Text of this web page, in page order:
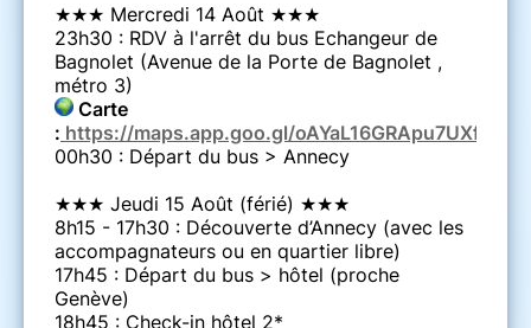
★★★ Mercredi 14 Août ★★★
23h30 : RDV à l'arrêt du bus Echangeur de
Bagnolet (Avenue de la Porte de Bagnolet ,
métro 3)
Carte
: https://maps.app.goo.gl/oAYaL16GRApu7UXf6
00h30 : Départ du bus > Annecy
★★★ Jeudi 15 Août (férié) ★★★
8h15 - 17h30 : Découverte d’Annecy (avec les
accompagnateurs ou en quartier libre)
17h45 : Départ du bus > hôtel (proche
Genève)
18h45 : Check-in hôtel 2*